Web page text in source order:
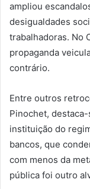
ampliou
desigualdades
trabalhadoras. No
propaganda
contrário.
Entre outros
Pinochet,
instituição do
bancos, que
com menos da
pública foi outro